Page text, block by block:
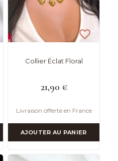
Collier Éclat Floral
21,90 €
Livraison offerte en France
AJOUTER AU PANIER